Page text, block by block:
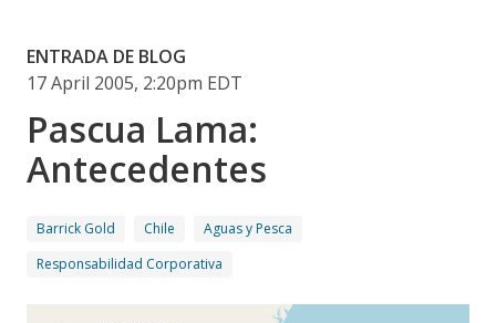
ENTRADA DE BLOG
17 April 2005, 2:20pm EDT
Pascua Lama:
Antecedentes
Barrick Gold Chile
Aguas y Pesca
Responsabilidad Corporativa